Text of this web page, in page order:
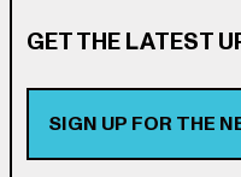
GET THE LATEST
SIGN UP FOR THE